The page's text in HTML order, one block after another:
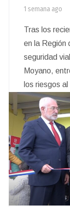
1 semana ago
Tras los
en la Región
seguridad
Moyano,
los riesgos
condiciones